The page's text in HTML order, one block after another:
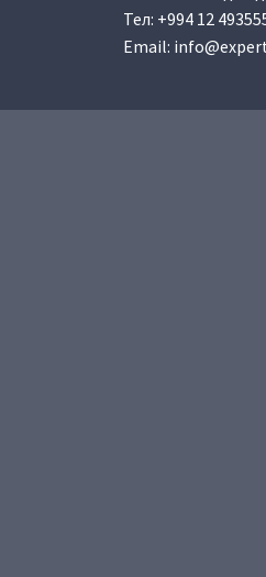
Тел: +994 12
Email: